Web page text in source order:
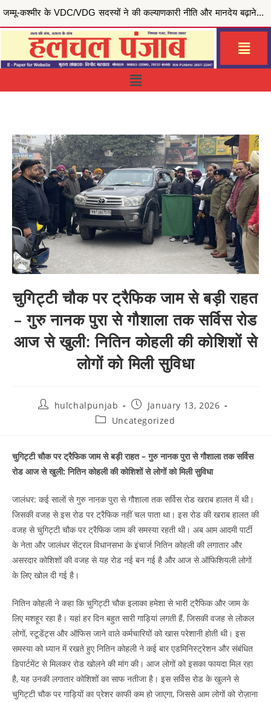
मुख्यमंत्री भगवंत सिंह मान की ‘मेरी रसोई योजना’ से जरूरतमंद परिवारों को राहत, जालंधर सेंट्रल हलका इं...
चुगिट्टी चौक पर ट्रैफिक जाम से बड़ी राहत
– गुरु नानक पुरा से गौशाला तक सर्विस रोड
आज से खुली: नितिन कोहली की कोशिशों से
लोगों को मिली सुविधा
hulchalpunjab
January 13, 2026
Uncategorized
चुगिट्टी चौक पर ट्रैफिक जाम से बड़ी राहत – गुरु नानक पुरा से गौशाला तक सर्विस
रोड आज से खुली: नितिन कोहली की कोशिशों से लोगों को मिली सुविधा
जालंधर: कई सालों से गुरु नानक पुरा से गौशाला तक सर्विस रोड खराब हालत में थी।
जिसकी वजह से इस रोड पर ट्रैफिक नहीं चल पाता था। इस रोड की खराब हालत की
वजह से चुगिट्टी चौक पर ट्रैफिक जाम की समस्या रहती थी। अब आम आदमी पार्टी
के नेता और जालंधर सेंट्रल विधानसभा के इंचार्ज नितिन कोहली की लगातार और
असरदार कोशिशों की वजह से यह रोड नई बन गई है और आज से ऑफिशियली लोगों
के लिए खोल दी गई है।
नितिन कोहली ने कहा कि चुगिट्टी चौक इलाका हमेशा से भारी ट्रैफिक और जाम के
लिए मशहूर रहा है। यहां हर दिन बहुत सारी गाड़ियां लगती हैं, जिसकी वजह से लोकल
लोगों, स्टूडेंट्स और ऑफिस जाने वाले कर्मचारियों को खास परेशानी होती थी। इस
समस्या को ध्यान में रखते हुए नितिन कोहली ने कई बार एडमिनिस्ट्रेशन और संबंधित
डिपार्टमेंट से मिलकर रोड खोलने की मांग की। आज लोगों को इसका फायदा मिल रहा
है, यह उनकी लगातार कोशिशों का साफ नतीजा है। इस सर्विस रोड के खुलने से
चुगिट्टी चौक पर गाड़ियों का प्रेशर काफी कम हो जाएगा, जिससे आम लोगों को रोज़ाना